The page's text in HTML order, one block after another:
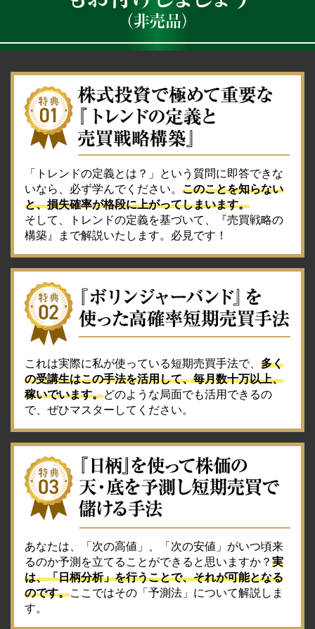
「トレンドの定義とは？」という質問に即答できな
いなら、必ず学んでください。 このことを知らない
と、損失確率が格段に上がってしまいます。
そして、トレンドの定義を基づいて、『売買戦略の
構築』まで解説いたします。必見です！
これは実際に私が使っている短期売買手法で、 多く
の受講生はこの手法を活用して、毎月数十万以上、
稼いでいます。どのような局面でも活用できるの
で、ぜひマスターしてください。
あなたは、「次の高値」、「次の安値」がいつ頃来
るのか予測を立てることができると思いますか？ 実
は、「日柄分析」を行うことで、それが可能となる
のです。ここではその「予測法」について解説しま
す。